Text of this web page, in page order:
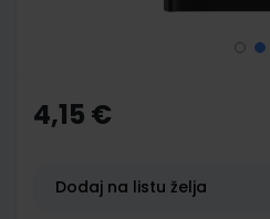
the
beginning
gallery
4,15 €
Dodaj na listu želja